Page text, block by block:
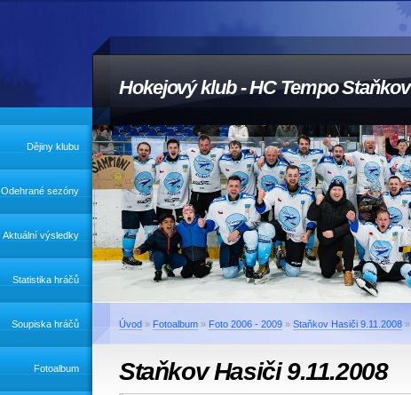
Hokejový klub - HC Tempo Staňkov
Dějiny klubu
Odehrané sezóny
Aktuální výsledky
Statistika hráčů
Soupiska hráčů
Fotoalbum
Úvod » Fotoalbum » Foto 2006 - 2009 » Staňkov Hasiči 9.11.2008 »
Staňkov Hasiči 9.11.2008